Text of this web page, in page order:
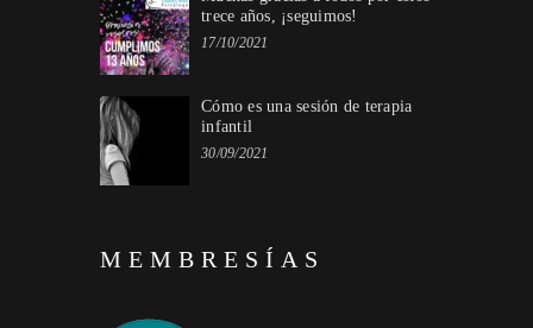
trece años, ¡seguimos!
17/10/2021
Cómo es una sesión de terapia
infantil
30/09/2021
MEMBRESÍAS